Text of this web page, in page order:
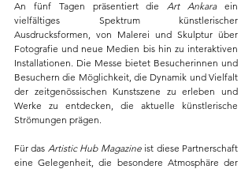
An fünf Tagen präsentiert die Art Ankara ein
vielfältiges Spektrum künstlerischer
Ausdrucksformen, von Malerei und Skulptur über
Fotografie und neue Medien bis hin zu interaktiven
Installationen. Die Messe bietet Besucherinnen und
Besuchern die Möglichkeit, die Dynamik und Vielfalt
der zeitgenössischen Kunstszene zu erleben und
Werke zu entdecken, die aktuelle künstlerische
Strömungen prägen.
Für das Artistic Hub Magazine ist diese Partnerschaft
eine Gelegenheit, die besondere Atmosphäre der